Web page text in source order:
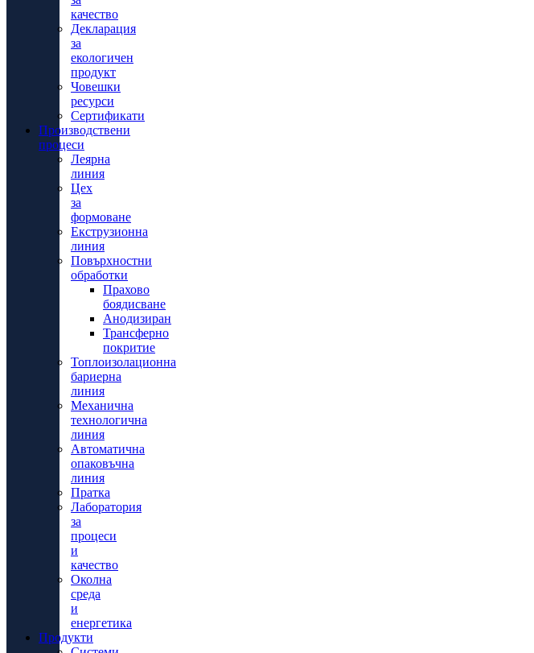
качество
Декларация
за
екологичен
продукт
Човешки
ресурси
Сертификати
Производствени
процеси
Леярна
линия
Цех
за
формоване
Екструзионна
линия
Повърхностни
обработки
Прахово
боядисване
Анодизиран
Трансферно
покритие
Топлоизолационна
бариерна
линия
Механична
технологична
линия
Автоматична
опаковъчна
линия
Пратка
Лаборатория
за
процеси
и
качество
Околна
среда
и
енергетика
Продукти